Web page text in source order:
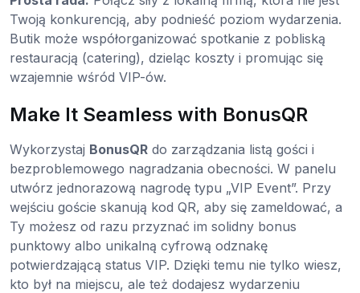
Twoją konkurencją, aby podnieść poziom wydarzenia.
Butik może współorganizować spotkanie z pobliską
restauracją (catering), dzieląc koszty i promując się
wzajemnie wśród VIP-ów.
Make It Seamless with BonusQR
Wykorzystaj BonusQR do zarządzania listą gości i
bezproblemowego nagradzania obecności. W panelu
utwórz jednorazową nagrodę typu „VIP Event”. Przy
wejściu goście skanują kod QR, aby się zameldować, a
Ty możesz od razu przyznać im solidny bonus
punktowy albo unikalną cyfrową odznakę
potwierdzającą status VIP. Dzięki temu nie tylko wiesz,
kto był na miejscu, ale też dodajesz wydarzeniu